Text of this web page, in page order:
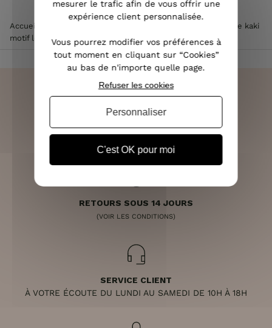
Accueil
Robe chemise kaki
motif léopard noir camel
LIVRAISON RAPIDE
RETOURS SOUS 14 JOURS
(VOIR LES CONDITIONS)
SERVICE CLIENT
À VOTRE ÉCOUTE DU LUNDI AU SAMEDI DE 10H À 18H
mesurer le trafic afin de vous offrir une
expérience client personnalisée.
Vous pourrez modifier vos préférences à
tout moment en cliquant sur “Cookies”
au bas de n'importe quelle page.
C'est OK pour moi
Refuser les cookies
Personnaliser